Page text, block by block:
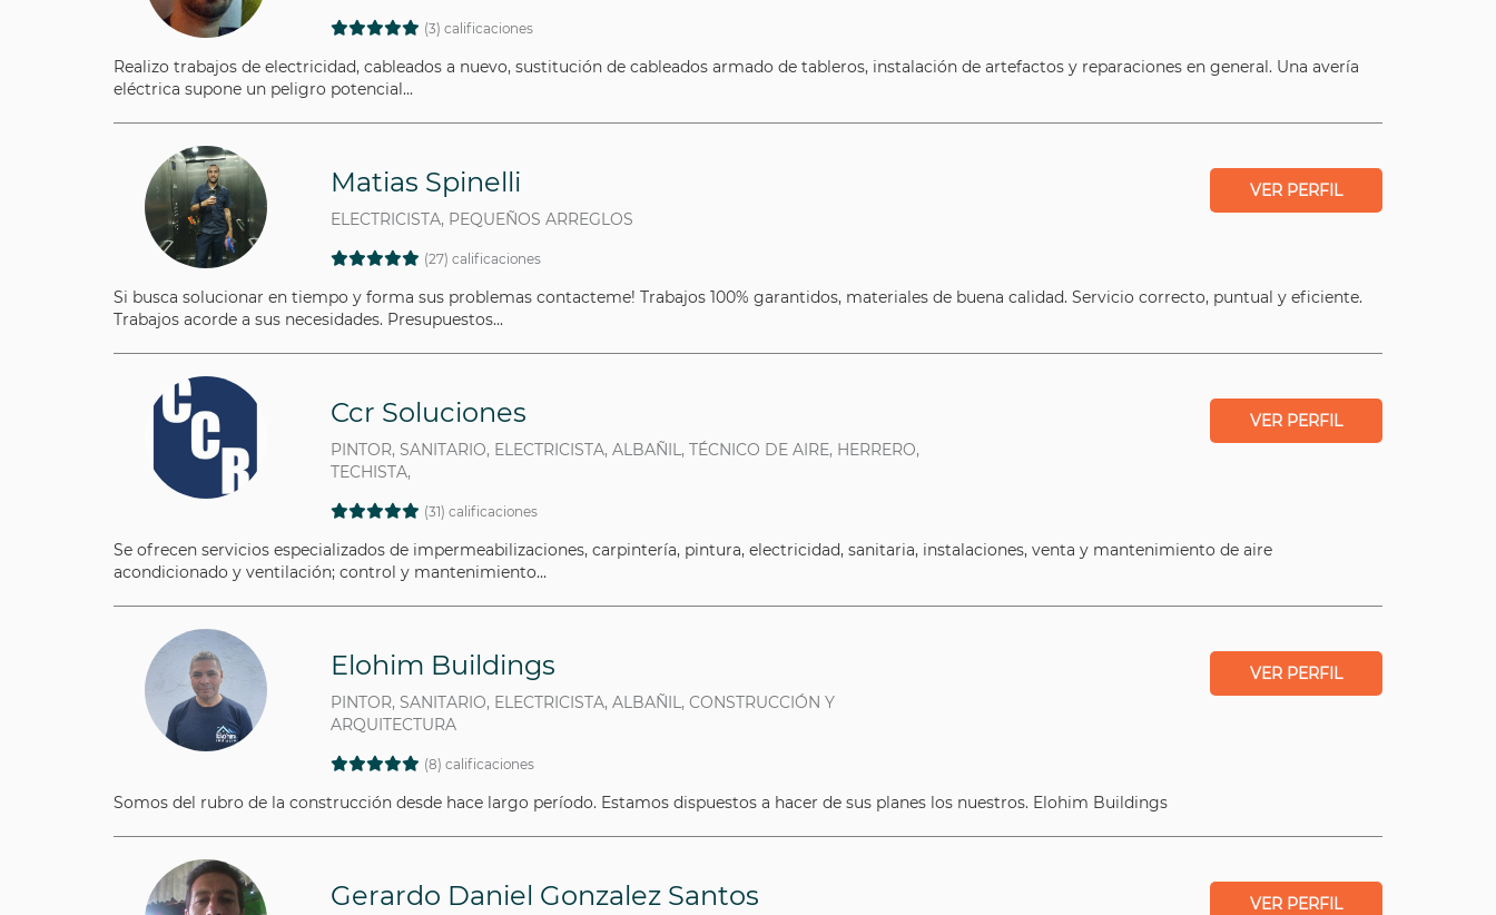
(3) calificaciones
Realizo trabajos de electricidad, cableados a nuevo, sustitución de cableados armado de tableros, instalación de artefactos y reparaciones en general. Una avería
eléctrica supone un peligro potencial...
Matias Spinelli
ELECTRICISTA, PEQUEÑOS ARREGLOS
(27) calificaciones
VER PERFIL
Si busca solucionar en tiempo y forma sus problemas contacteme! Trabajos 100% garantidos, materiales de buena calidad. Servicio correcto, puntual y eficiente.
Trabajos acorde a sus necesidades. Presupuestos...
Ccr Soluciones
PINTOR, SANITARIO, ELECTRICISTA, ALBAÑIL, TÉCNICO DE AIRE, HERRERO,
TECHISTA,
(31) calificaciones
VER PERFIL
Se ofrecen servicios especializados de impermeabilizaciones, carpintería, pintura, electricidad, sanitaria, instalaciones, venta y mantenimiento de aire
acondicionado y ventilación; control y mantenimiento...
Elohim Buildings
PINTOR, SANITARIO, ELECTRICISTA, ALBAÑIL, CONSTRUCCIÓN Y
ARQUITECTURA
(8) calificaciones
VER PERFIL
Somos del rubro de la construcción desde hace largo período. Estamos dispuestos a hacer de sus planes los nuestros. Elohim Buildings
Gerardo Daniel Gonzalez Santos VER PERFIL